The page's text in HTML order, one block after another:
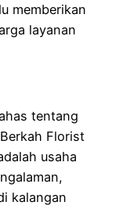
memberikan
layanan
tentang
Florist
usaha
kalangan